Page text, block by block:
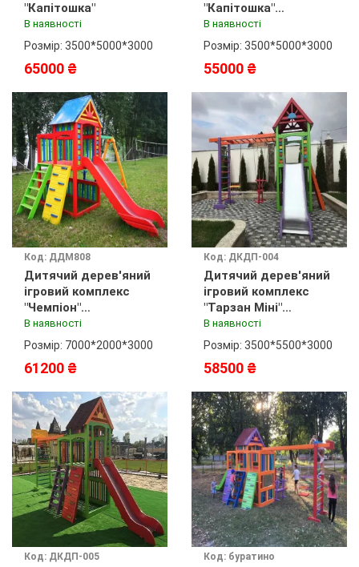
"Капітошка"
В наявності
Розмір: 3500*5000*3000
65000 ₴
"Капітошка"
фарбування
В наявності
Розмір: 3500*5000*3000
55000 ₴
Код: ДДМ808
Дитячий дерев'яний
ігровий комплекс
"Чемпіон"
фарбування
В наявності
Розмір: 7000*2000*3000
61200 ₴
Код: ДКДП-004
Дитячий дерев'яний
ігровий комплекс
"Тарзан Міні"
фарбування
В наявності
Розмір: 3500*5500*3000
58500 ₴
Код: ДКДП-005 Код: буратино